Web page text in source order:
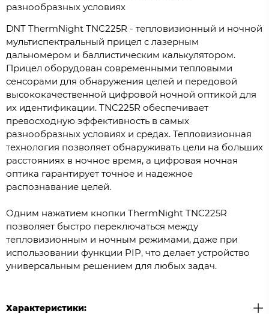
разнообразных условиях
DNT ThermNight TNC225R - тепловизионный и ночной
мультиспектральный прицел с лазерным
дальномером и баллистическим калькулятором.
Прицел оборудован современными тепловыми
сенсорами для обнаружения целей и передовой
высококачественной цифровой ночной оптикой для
их идентификации. TNC225R обеспечивает
превосходную эффективность в самых
разнообразных условиях и средах. Тепловизионная
технология позволяет обнаруживать цели на больших
расстояниях в ночное время, а цифровая ночная
оптика гарантирует точное и надежное
распознавание целей.
Одним нажатием кнопки ThermNight TNC225R
позволяет быстро переключаться между
тепловизионным и ночным режимами, даже при
использовании функции PIP, что делает устройство
универсальным решением для любых задач.
Характеристики: